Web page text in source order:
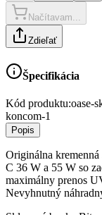
Načítavam...
Zdieľať
Špecifikácia
Kód produktu:oase-
koncom-1
Popis
Originálna
C 36 W a 55 W so
maximálny prenos
Nevyhnutný